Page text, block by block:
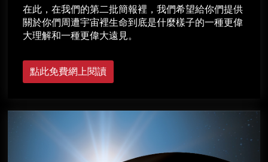
在此，在我們的第二批簡報裡，我們希望給你們提供
關於你們周遭宇宙裡生命到底是什麼樣子的一種更偉
大理解和一種更偉大遠見。
點此免費網上閱讀